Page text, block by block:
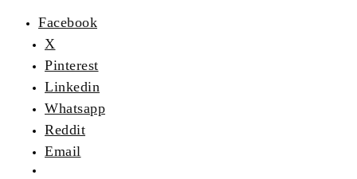
Facebook
X
Pinterest
Linkedin
Whatsapp
Reddit
Email